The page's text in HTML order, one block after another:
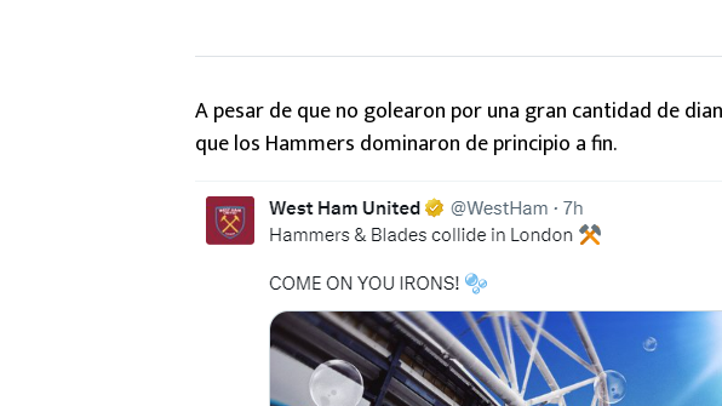
A pesar de que no golearon por una gran cantidad de
que los Hammers dominaron de principio a fin.